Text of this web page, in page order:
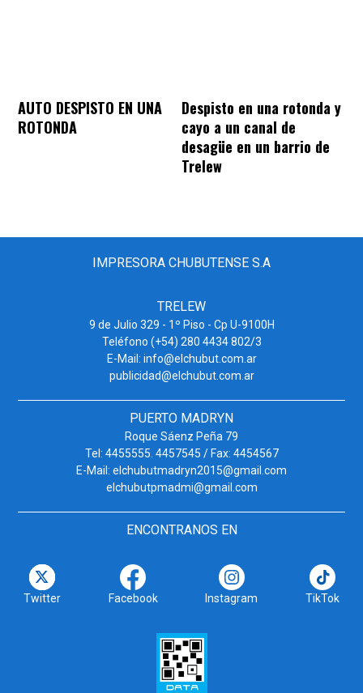
AUTO DESPISTO EN UNA
ROTONDA
Despisto en una rotonda y
cayo a un canal de
desagüe en un barrio de
Trelew
IMPRESORA CHUBUTENSE S.A
TRELEW
9 de Julio 329 - 1º Piso - Cp U-9100H
Teléfono (+54) 280 4434 802/3
E-Mail: info@elchubut.com.ar
publicidad@elchubut.com.ar
PUERTO MADRYN
Roque Sáenz Peña 79
Tel: 4455555. 4457545 / Fax: 4454567
E-Mail: elchubutmadryn2015@gmail.com
elchubutpmadmi@gmail.com
ENCONTRANOS EN
Twitter Facebook Instagram TikTok